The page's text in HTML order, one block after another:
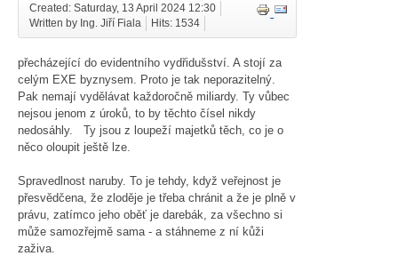
Created: Saturday, 13 April 2024 12:30
Written by Ing. Jiří Fiala
Hits: 1534
přecházející do evidentního vydřidušství. A stojí za
celým EXE byznysem. Proto je tak neporazitelný.
Pak nemají vydělávat každoročně miliardy. Ty vůbec
nejsou jenom z úroků, to by těchto čísel nikdy
nedosáhly. Ty jsou z loupeží majetků těch, co je o
něco oloupit ještě lze.
Spravedlnost naruby. To je tehdy, když veřejnost je
přesvědčena, že zloděje je třeba chránit a že je plně v
právu, zatímco jeho oběť je darebák, za všechno si
může samozřejmě sama - a stáhneme z ní kůži
zaživa.